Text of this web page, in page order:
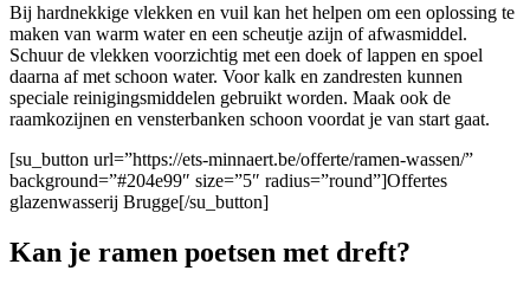
Bij hardnekkige vlekken en vuil kan het helpen om een oplossing te
maken van warm water en een scheutje azijn of afwasmiddel.
Schuur de vlekken voorzichtig met een doek of lappen en spoel
daarna af met schoon water. Voor kalk en zandresten kunnen
speciale reinigingsmiddelen gebruikt worden. Maak ook de
raamkozijnen en vensterbanken schoon voordat je van start gaat.
[su_button url=”https://ets-minnaert.be/offerte/ramen-wassen/”
background=”#204e99″ size=”5″ radius=”round”]Offertes
glazenwasserij Brugge[/su_button]
Kan je ramen poetsen met dreft?